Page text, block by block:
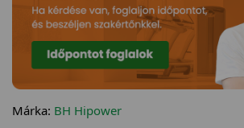
Márka: BH Hipower